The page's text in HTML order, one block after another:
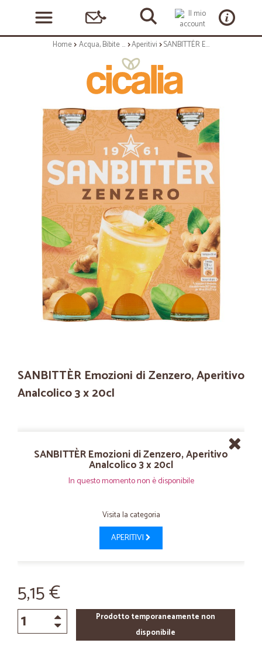
Home Acqua, Bibite e Alcolici Aperitivi SANBITTÈR Emozioni di Zenzero, Aperitivo Analcolico 3 x 20cl
SANBITTÈR Emozioni di Zenzero, Aperitivo
Analcolico 3 x 20cl
SANBITTÈR Emozioni di Zenzero, Aperitivo
Analcolico 3 x 20cl
In questo momento non è disponibile
Visita la categoria
APERITIVI
5,15 €
Prodotto temporaneamente non
disponibile